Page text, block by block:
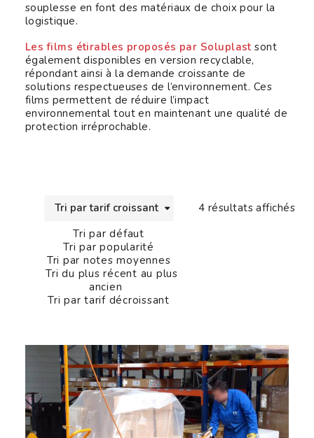
souplesse en font des matériaux de choix pour la
logistique.
Les films étirables proposés par Soluplast sont
également disponibles en version recyclable,
répondant ainsi à la demande croissante de
solutions respectueuses de l’environnement. Ces
films permettent de réduire l’impact
environnemental tout en maintenant une qualité de
protection irréprochable.
Tri par tarif croissant
Tri par défaut
Tri par popularité
Tri par notes moyennes
Tri du plus récent au plus
ancien
Tri par tarif décroissant
4 résultats affichés